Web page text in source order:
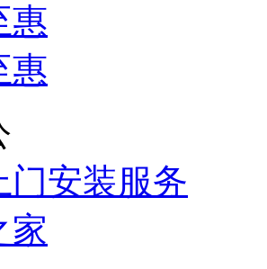
惠
惠
门安装服务
家